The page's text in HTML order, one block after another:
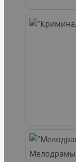
Мелодрамы